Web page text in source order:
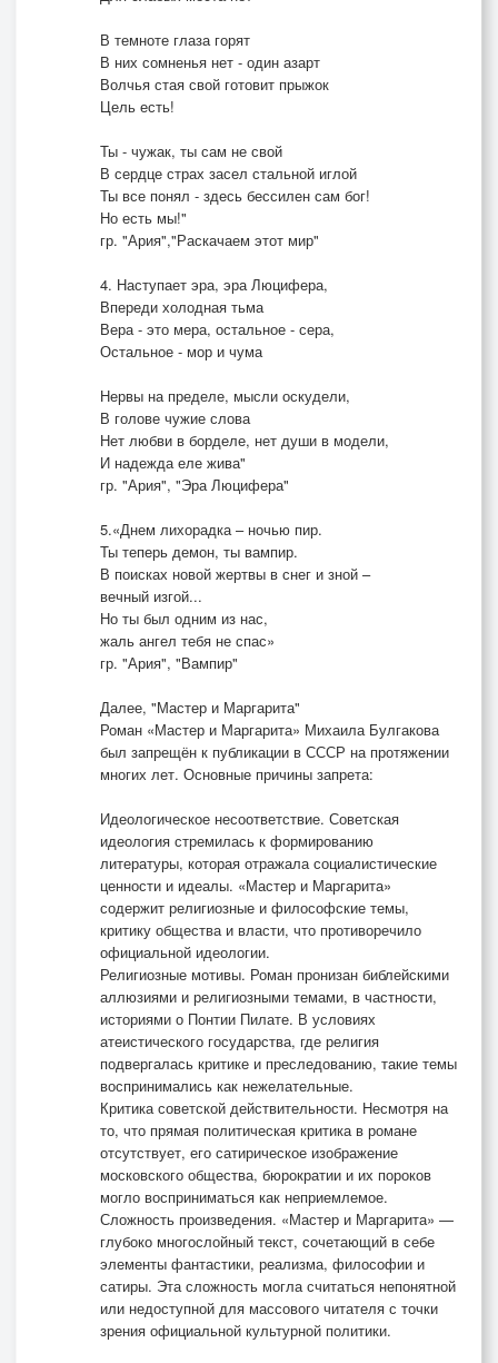
В темноте глаза горят
В них сомненья нет - один азарт
Волчья стая свой готовит прыжок
Цель есть!
Ты - чужак, ты сам не свой
В сердце страх засел стальной иглой
Ты все понял - здесь бессилен сам бог!
Но есть мы!"
гр. "Ария","Раскачаем этот мир"
4. Наступает эра, эра Люцифера,
Впереди холодная тьма
Вера - это мера, остальное - сера,
Остальное - мор и чума
Нервы на пределе, мысли оскудели,
В голове чужие слова
Нет любви в борделе, нет души в модели,
И надежда еле жива"
гр. "Ария", "Эра Люцифера"
5.«Днем лихорадка – ночью пир.
Ты теперь демон, ты вампир.
В поисках новой жертвы в снег и зной –
вечный изгой...
Но ты был одним из нас,
жаль ангел тебя не спас»
гр. "Ария", "Вампир"
Далее, "Мастер и Маргарита"
Роман «Мастер и Маргарита» Михаила Булгакова
был запрещён к публикации в СССР на протяжении
многих лет. Основные причины запрета:
Идеологическое несоответствие. Советская
идеология стремилась к формированию
литературы, которая отражала социалистические
ценности и идеалы. «Мастер и Маргарита»
содержит религиозные и философские темы,
критику общества и власти, что противоречило
официальной идеологии.
Религиозные мотивы. Роман пронизан библейскими
аллюзиями и религиозными темами, в частности,
историями о Понтии Пилате. В условиях
атеистического государства, где религия
подвергалась критике и преследованию, такие темы
воспринимались как нежелательные.
Критика советской действительности. Несмотря на
то, что прямая политическая критика в романе
отсутствует, его сатирическое изображение
московского общества, бюрократии и их пороков
могло восприниматься как неприемлемое.
Сложность произведения. «Мастер и Маргарита» —
глубоко многослойный текст, сочетающий в себе
элементы фантастики, реализма, философии и
сатиры. Эта сложность могла считаться непонятной
или недоступной для массового читателя с точки
зрения официальной культурной политики.